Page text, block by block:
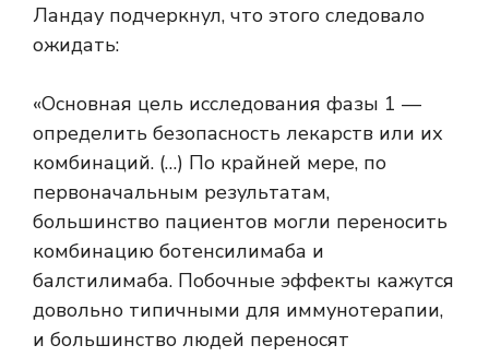
Ландау подчеркнул, что этого следовало
ожидать:
«Основная цель исследования фазы 1 —
определить безопасность лекарств или их
комбинаций. (…) По крайней мере, по
первоначальным результатам,
большинство пациентов могли переносить
комбинацию ботенсилимаба и
балстилимаба. Побочные эффекты кажутся
довольно типичными для иммунотерапии,
и большинство людей переносят